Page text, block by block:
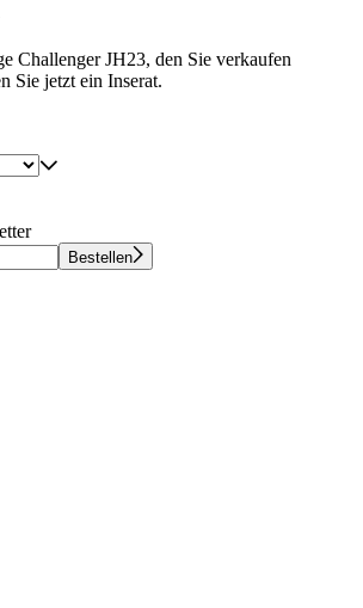
Challenger JH23, den Sie verkaufen
Sie jetzt ein Inserat.
Bestellen